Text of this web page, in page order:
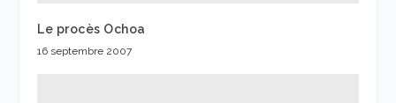
Le procès Ochoa
16 septembre 2007